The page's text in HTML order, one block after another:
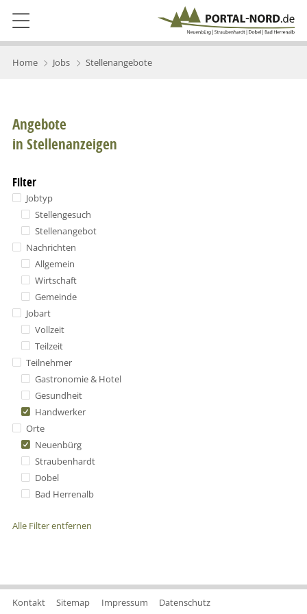
Home Jobs Stellenangebote
Angebote
in Stellenanzeigen
Filter
Jobtyp
Stellengesuch
Stellenangebot
Nachrichten
Allgemein
Wirtschaft
Gemeinde
Jobart
Vollzeit
Teilzeit
Teilnehmer
Gastronomie & Hotel
Gesundheit
Handwerker
Orte
Neuenbürg
Straubenhardt
Dobel
Bad Herrenalb
Alle Filter entfernen
Kontakt Sitemap Impressum Datenschutz